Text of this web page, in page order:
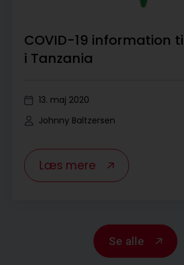
COVID-19 information
i Tanzania
13. maj 2020
Johnny Baltzersen
Læs mere
Se alle